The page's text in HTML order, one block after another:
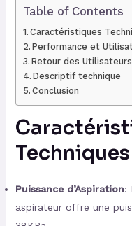
Table of Contents
Caractéristiques
Performance et
Retour des Utilisateurs
Descriptif technique
Conclusion
Techniques
Puissance d’Aspiration:
aspirateur offre une